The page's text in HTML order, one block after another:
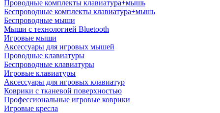
Проводные комплекты клавиатура+мышь
Беспроводные комплекты клавиатура+мышь
Беспроводные мыши
Мыши с технологией Bluetooth
Игровые мыши
Аксессуары для игровых мышей
Проводные клавиатуры
Беспроводные клавиатуры
Игровые клавиатуры
Аксессуары для игровых клавиатур
Коврики с тканевой поверхностью
Профессиональные игровые коврики
Игровые кресла